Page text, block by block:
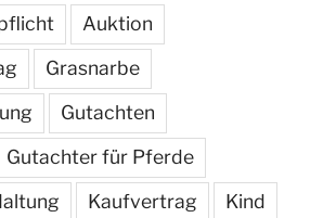
Auktion
Grasnarbe
Gutachten
Gutachter für Pferde
Kaufvertrag
Kind